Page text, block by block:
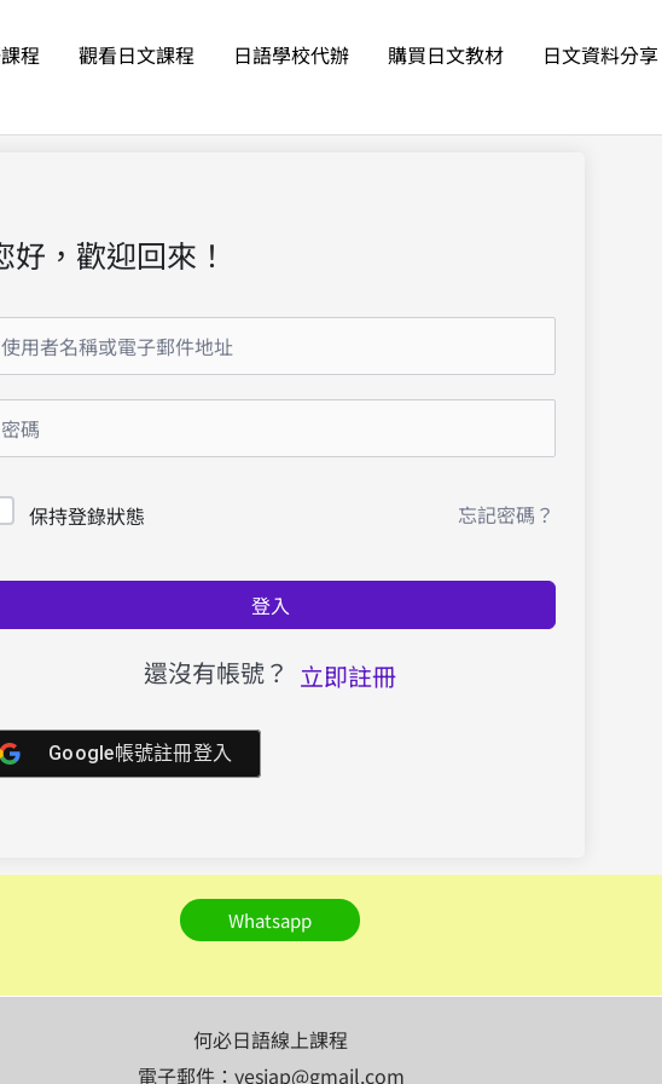
程 觀看日文課程 日語學校代辦 購買日文教材
日文資料分享
好，歡迎回來！
保持登錄狀態 忘記密碼？
登入
還沒有帳號？ 立即註冊
Google帳號註冊登入
Whatsapp
何必日語線上課程
電子郵件：yesjap@gmail.com